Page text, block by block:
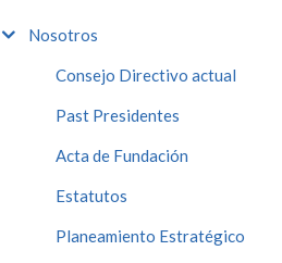
Nosotros
Consejo Directivo actual
Past Presidentes
Acta de Fundación
Estatutos
Planeamiento Estratégico